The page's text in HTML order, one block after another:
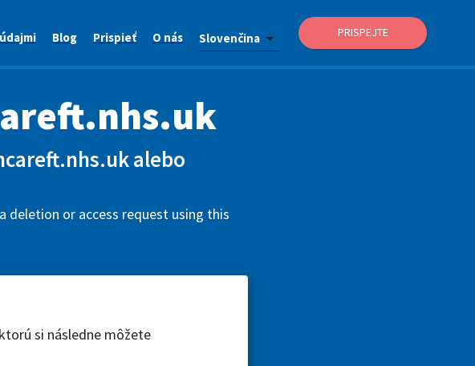
Blog Prispieť O nás Slovenčina PRISPEJTE
alebo
deletion or access request using this
si následne môžete